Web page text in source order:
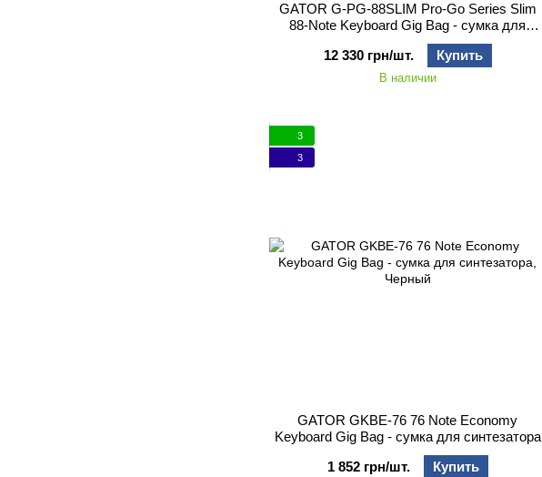
GATOR G-PG-88SLIM Pro-Go Series Slim
88-Note Keyboard Gig Bag - сумка для
цифрового пианино
12 330 грн/шт.
Купить
В наличии
3
3
GATOR GKBE-76 76 Note Economy
Keyboard Gig Bag - сумка для синтезатора
1 852 грн/шт.
Купить